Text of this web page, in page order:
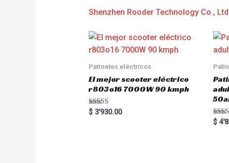
Shenzhen Rooder Technology Co.,
Patinetes eléctricos
El mejor scooter eléctrico
r803o16 7000W 90 kmph
Rated
5.00
$3'930.00
Rated
5.00
$